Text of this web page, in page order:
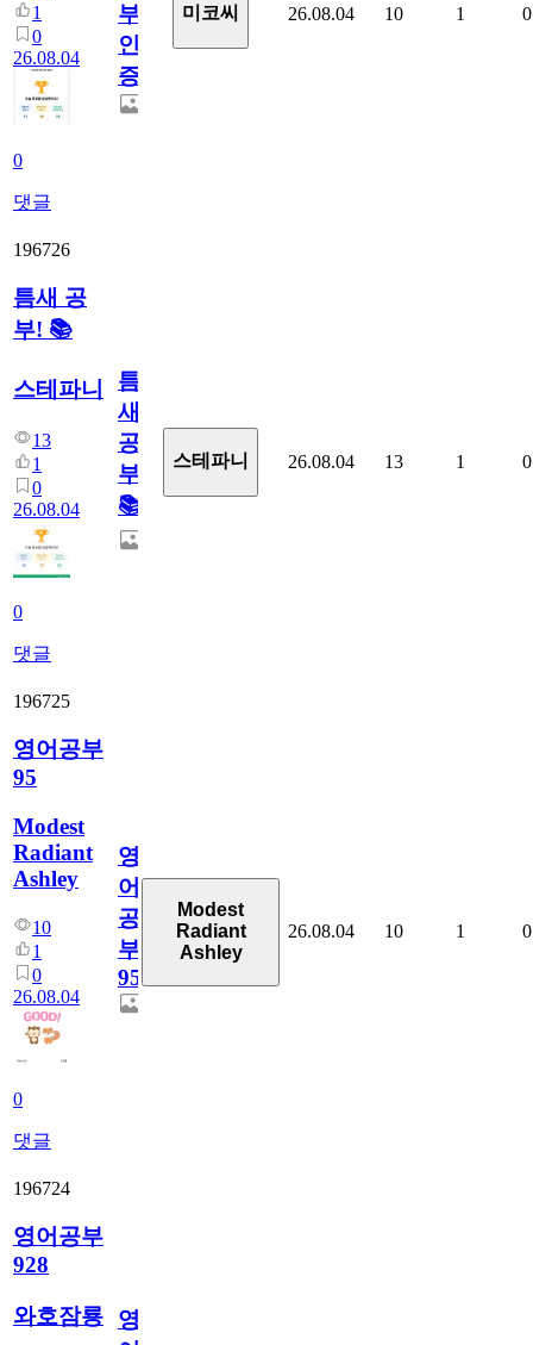
1
0
26.08.04
0
댓글
부
인
증
미코씨 26.08.04 10 1 0
196726
틈새 공
부! 📚
스테파니
13
1
0
26.08.04
0
댓글
틈
새
공
부!
📚
스테파니 26.08.04 13 1 0
196725
영어공부
95
Modest
Radiant
Ashley
10
1
0
26.08.04
0
댓글
영
어
공
부
95
Modest
Radiant
Ashley
26.08.04 10 1 0
196724
영어공부
928
와호잠룡
영